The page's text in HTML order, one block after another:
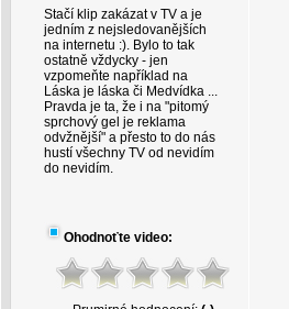
Stačí klip zakázat v TV a je
jedním z nejsledovanějších
na internetu :). Bylo to tak
ostatně vždycky - jen
vzpomeňte například na
Láska je láska či Medvídka ...
Pravda je ta, že i na "pitomý
sprchový gel je reklama
odvžnější" a přesto to do nás
hustí všechny TV od nevidím
do nevidím.
Ohodnoťte video: